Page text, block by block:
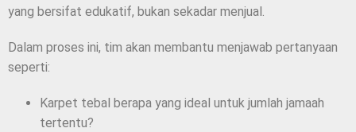
yang bersifat edukatif, bukan sekadar menjual.
Dalam proses ini, tim akan membantu menjawab pertanyaan
seperti:
Karpet tebal berapa yang ideal untuk jumlah jamaah
tertentu?